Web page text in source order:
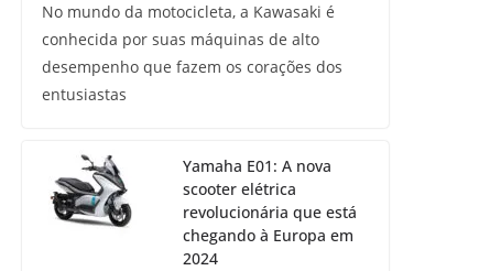
No mundo da motocicleta, a Kawasaki é
conhecida por suas máquinas de alto
desempenho que fazem os corações dos
entusiastas
Yamaha E01: A nova
scooter elétrica
revolucionária que está
chegando à Europa em
2024